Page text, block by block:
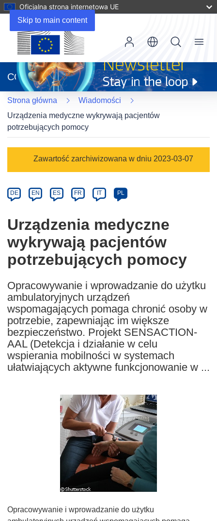
Skip to main content
Oficjalna strona internetowa UE
otworzy
się
w
nowym
oknie)
CORDIS
Menu
Strona główna
Wiadomości
Urządzenia medyczne wykrywają pacjentów
potrzebujących pomocy
Category
Zawartość zarchiwizowana w dniu 2023-03-07
Article
available
the
following
languages:
DE EN ES FR IT PL
Urządzenia medyczne
wykrywają pacjentów
potrzebujących pomocy
Opracowywanie i wprowadzanie do użytku
ambulatoryjnych urządzeń
wspomagających pomaga chronić osoby w
potrzebie, zapewniając im większe
bezpieczeństwo. Projekt SENSACTION-
AAL (Detekcja i działanie w celu
wspierania mobilności w systemach
ułatwiających aktywne funkcjonowanie w ...
Opracowywanie i wprowadzanie do użytku